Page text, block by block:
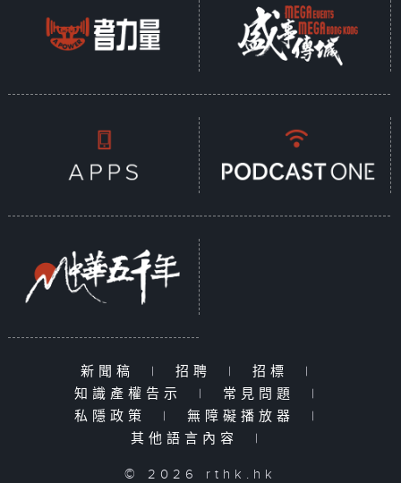
新聞稿 | 招聘 | 招標
|
知識產權告示
| 常見問題
|
私隱政策
| 無障礙播放器
|
其他語言內容
|
© 2026 rthk.hk